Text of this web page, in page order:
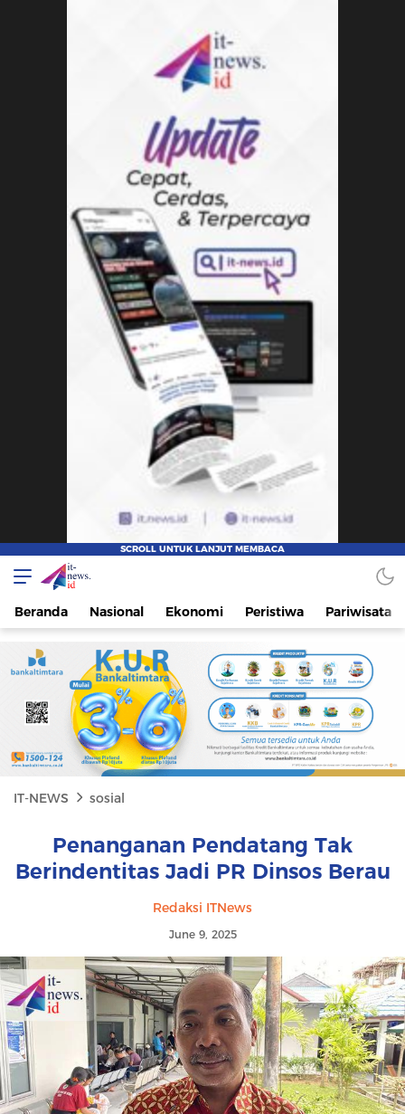
IT-NEWS
Update Cepat, Cerdas, dan Terpercaya
Beranda Nasional Ekonomi Peristiwa Pariwisata
IT-NEWS sosial
Penanganan Pendatang Tak
Berindentitas Jadi PR Dinsos Berau
Redaksi ITNews
June 9, 2025